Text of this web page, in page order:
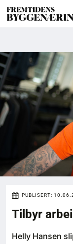
Eventer
Prosjekter
Bygg-guiden
Logg inn
Bygg
Bærekraft
PUBLISERT:
Tilbyr
Helly Hansen